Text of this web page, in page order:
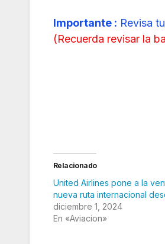
Importante : Revisa
(Recuerda revisar la
Relacionado
United Airlines pone a la
nueva ruta internacional
diciembre 1, 2024
En «Aviacion»